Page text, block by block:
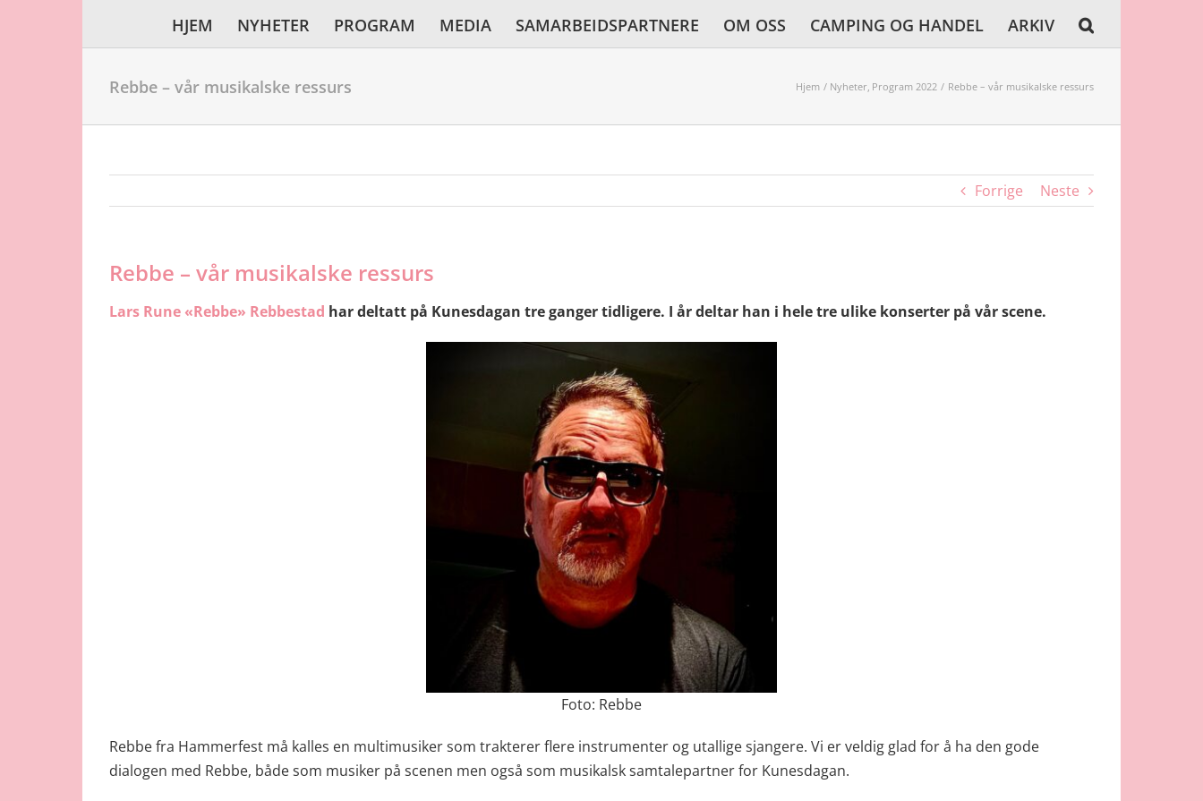
HJEM NYHETER PROGRAM MEDIA SAMARBEIDSPARTNERE OM OSS CAMPING OG HANDEL ARKIV
Rebbe – vår musikalske ressurs Hjem Nyheter Program 2022 Rebbe – vår musikalske ressurs
Forrige Neste
Rebbe – vår musikalske ressurs
Lars Rune «Rebbe» Rebbestad har deltatt på Kunesdagan tre ganger tidligere. I år deltar han i hele tre ulike konserter på vår scene.
Foto: Rebbe
Rebbe fra Hammerfest må kalles en multimusiker som trakterer flere instrumenter og utallige sjangere. Vi er veldig glad for å ha den gode
dialogen med Rebbe, både som musiker på scenen men også som musikalsk samtalepartner for Kunesdagan.